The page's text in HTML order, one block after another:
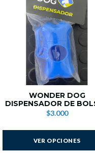
WONDER DOG
DISPENSADOR DE
$3.000
VER OPCIONES